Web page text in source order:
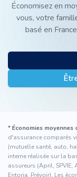
Économisez en
vous, votre
basé en
* Économies moyennes
d'assurance comparés
(mutuelle santé, auto,
interne réalisée sur la
assureurs (April,
Entoria, Prévoir). Les